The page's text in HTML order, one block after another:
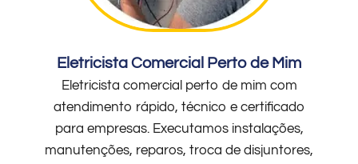
Eletricista Comercial Perto de Mim
Eletricista comercial perto de mim com
atendimento rápido, técnico e certificado
para empresas. Executamos instalações,
manutenções, reparos, troca de disjuntores,